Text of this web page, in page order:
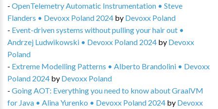
- OpenTelemetry Automatic Instrumentation • Steve
Flanders • Devoxx Poland 2024 by Devoxx Poland
- Event-driven systems without pulling your hair out •
Andrzej Ludwikowski • Devoxx Poland 2024 by Devoxx
Poland
- Extreme Modelling Patterns • Alberto Brandolini • Devoxx
Poland 2024 by Devoxx Poland
- Going AOT: Everything you need to know about GraalVM
for Java • Alina Yurenko • Devoxx Poland 2024 by Devoxx